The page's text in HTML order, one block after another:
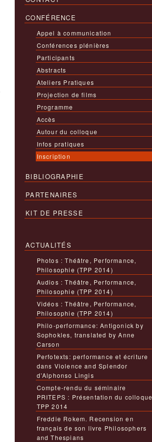
CONFÉRENCE
Appel à communication
Conférences plénières
Participants
Abstracts
Ateliers Pratiques
Projection de films
Programme
Accès
Autour du colloque
Infos pratiques
Inscription
BIBLIOGRAPHIE
PARTENAIRES
KIT DE PRESSE
ACTUALITÉS
Photos : Théâtre, Performance,
Philosophie (TPP 2014)
Audios : Théâtre, Performance,
Philosophie (TPP 2014)
Vidéos : Théâtre, Performance,
Philosophie (TPP 2014)
Philo-performance: Antigonick by
Sophokles, translated by Anne
Carson
Perfotexts: performance et écriture
dans Violence and Splendor
d’Alphonso Lingis
Compte-rendu du séminaire
PRITEPS : Présentation du colloque
TPP 2014
Freddie Rokem. Recension en
français de son livre Philosophers
and Thespians